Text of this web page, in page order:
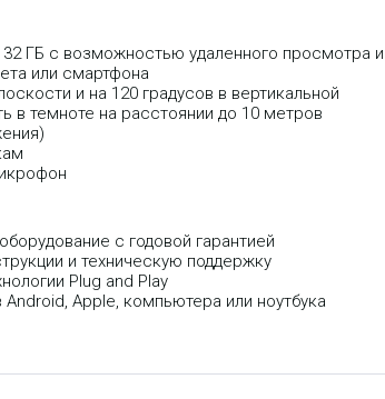
ГБ с возможностью удаленного просмотра
или смартфона
и на 120 градусов в вертикальной
в темноте на расстоянии до 10 метров
с годовой гарантией
и техническую поддержку
Plug and Play
Apple, компьютера или ноутбука